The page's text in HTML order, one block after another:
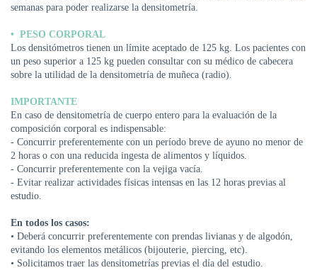
MODULO
AUTOGESTIÓN
CENTRAL
DE
|
5031-
4100
TURNOS
Y
RECETAS
ONLINE
semanas para poder realizarse la densitometría.
• PESO CORPORAL
Los densitómetros tienen un límite aceptado de 125 kg. Los pacientes con
un peso superior a 125 kg pueden consultar con su médico de cabecera
sobre la utilidad de la densitometría de muñeca (radio).
IMPORTANTE
En caso de densitometría de cuerpo entero para la evaluación de la
composición corporal es indispensable:
- Concurrir preferentemente con un período breve de ayuno no menor de
2 horas o con una reducida ingesta de alimentos y líquidos.
- Concurrir preferentemente con la vejiga vacía.
- Evitar realizar actividades físicas intensas en las 12 horas previas al
estudio.
En todos los casos:
• Deberá concurrir preferentemente con prendas livianas y de algodón,
evitando los elementos metálicos (bijouterie, piercing, etc).
• Solicitamos traer las densitometrías previas el día del estudio.